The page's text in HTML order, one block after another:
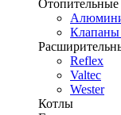
Клапаны
Reflex
Valtec
Wester
Котлы